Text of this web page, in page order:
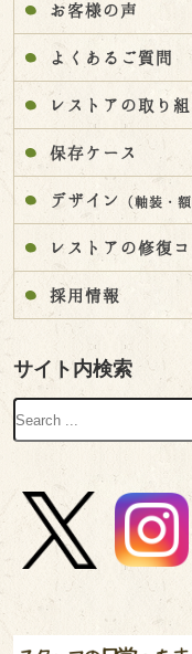
お客様の声
よくあるご質問
レストアの取り
保存ケース
デザイン （軸装・額
レストアの修復コ
採用情報
サイト内検索